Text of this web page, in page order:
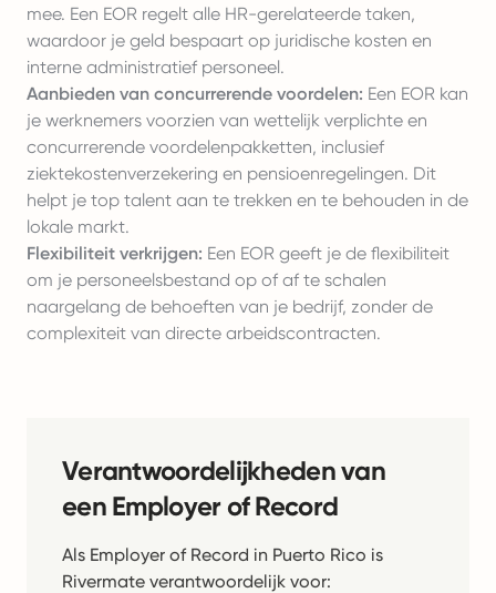
mee. Een EOR regelt alle HR-gerelateerde taken,
waardoor je geld bespaart op juridische kosten en
interne administratief personeel.
Aanbieden van concurrerende voordelen: Een EOR kan
je werknemers voorzien van wettelijk verplichte en
concurrerende voordelenpakketten, inclusief
ziektekostenverzekering en pensioenregelingen. Dit
helpt je top talent aan te trekken en te behouden in de
lokale markt.
Flexibiliteit verkrijgen: Een EOR geeft je de flexibiliteit
om je personeelsbestand op of af te schalen
naargelang de behoeften van je bedrijf, zonder de
complexiteit van directe arbeidscontracten.
Verantwoordelijkheden van
een Employer of Record
Als Employer of Record in Puerto Rico is
Rivermate verantwoordelijk voor: